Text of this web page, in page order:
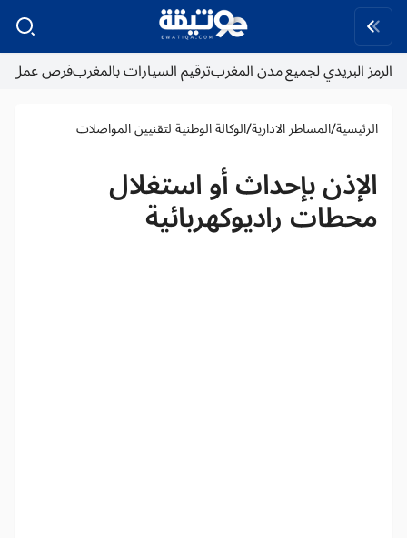
الرمز البريدي لجميع مدن المغربترقيم السيارات بالمغربفرص عمل
الرئيسية/المساطر الادارية/الوكالة الوطنية لتقنيين المواصلات
الإذن بإحداث أو استغلال
محطات راديوكهربائية